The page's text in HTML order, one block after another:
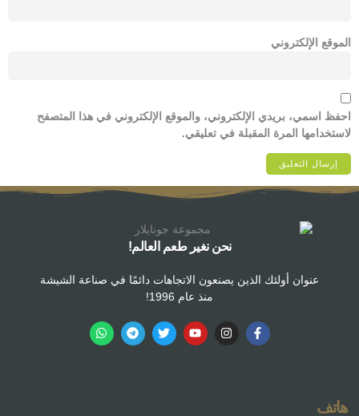
الموقع الإلكتروني
احفظ اسمي، بريدي الإلكتروني، والموقع الإلكتروني في هذا المتصفح
لاستخدامها المرة المقبلة في تعليقي.
نحن نغير طعم العالم!
عنوان أولئك الذين يصنعون الاتجاهات دائمًا في صناعة الشيشة
منذ عام 1996!
هاتف